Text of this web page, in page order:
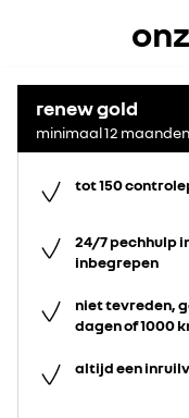
renew gold
minimaal 12
tot 150
24/7 pechhulp
inbegrepen
niet tevreden,
dagen of 1000
altijd een